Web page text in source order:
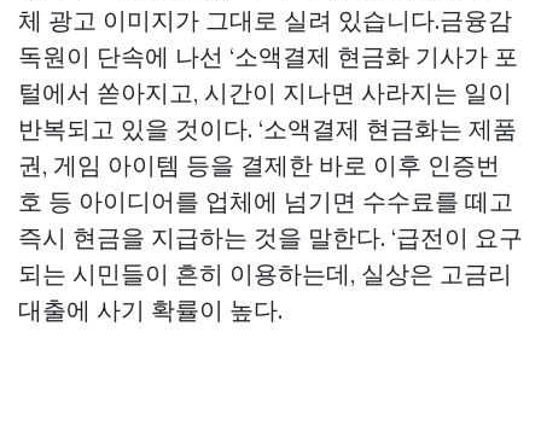
체 광고 이미지가 그대로 실려 있습니다.금융감
독원이 단속에 나선 ‘소액결제 현금화 기사가 포
털에서 쏟아지고, 시간이 지나면 사라지는 일이
반복되고 있을 것이다. ‘소액결제 현금화는 제품
권, 게임 아이템 등을 결제한 바로 이후 인증번
호 등 아이디어를 업체에 넘기면 수수료를 떼고
즉시 현금을 지급하는 것을 말한다. ‘급전이 요구
되는 시민들이 흔히 이용하는데, 실상은 고금리
대출에 사기 확률이 높다.